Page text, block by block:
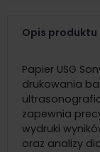
Opis produktu
Papier USG
drukowania
zapewnia
wydruki
oraz analizy